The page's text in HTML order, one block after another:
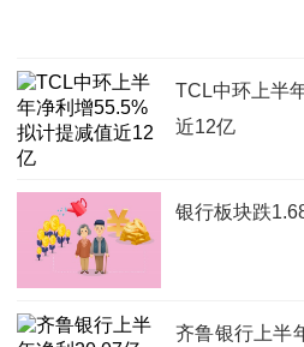
TCL中环上半
近12亿
银行板块跌
齐鲁银行上半